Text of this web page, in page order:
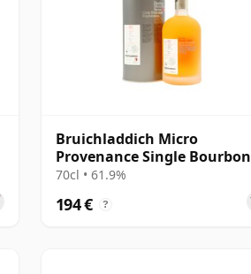
Bruichladdich Micro
Provenance Single Bourbon
Cask #1241 2011 10 años
70cl • 61.9%
194 € ?